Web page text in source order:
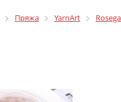
Пряжа YarnArt